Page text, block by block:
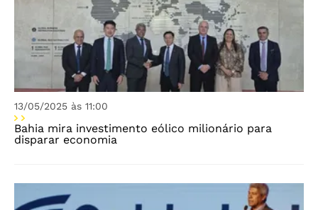
13/05/2025 às 11:00
Bahia mira investimento eólico milionário para
disparar economia